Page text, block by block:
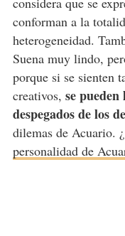
conforman a la
heterogeneidad.
Suena muy lindo,
porque si se sienten
creativos, se
despegados de los
dilemas de Acuario.
personalidad de